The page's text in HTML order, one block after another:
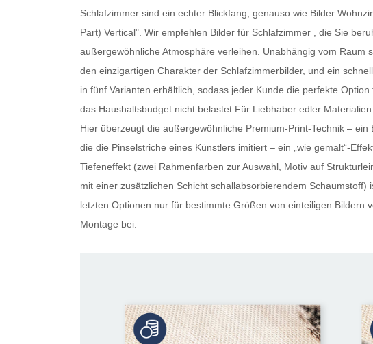
Schlafzimmer sind ein echter Blickfang, genauso wie Bilder
Part) Vertical". Wir empfehlen Bilder für Schlafzimmer , die Sie
außergewöhnliche Atmosphäre verleihen. Unabhängig vom Raum
den einzigartigen Charakter der Schlafzimmerbilder, und ein
in fünf Varianten erhältlich, sodass jeder Kunde die perfekte
das Haushaltsbudget nicht belastet.Für Liebhaber edler
Hier überzeugt die außergewöhnliche Premium-Print-Technik –
die die Pinselstriche eines Künstlers imitiert – ein „wie gemalt“-
Tiefeneffekt (zwei Rahmenfarben zur Auswahl, Motiv auf
mit einer zusätzlichen Schicht schallabsorbierendem
letzten Optionen nur für bestimmte Größen von einteiligen Bildern
Montage bei.